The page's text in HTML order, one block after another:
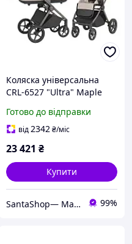
Коляска універсальна
CRL-6527 "Ultra" Maple
CARRELLO
Готово до відправки
від2342₴/міс
23 421 ₴
Купити
SantaShop— Магазин дитячих іграшок 99%